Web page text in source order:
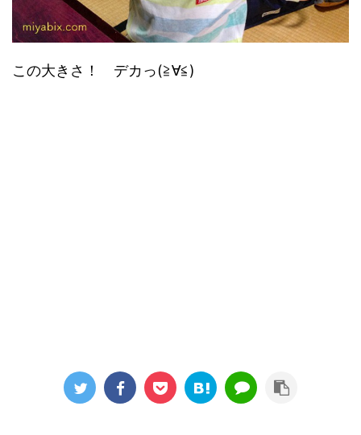
この大きさ！ デカっ(≧∀≦)